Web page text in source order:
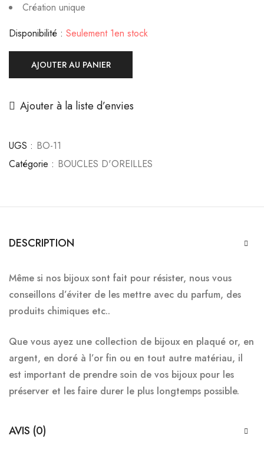
Création unique
Disponibilité : Seulement 1en stock
AJOUTER AU PANIER
Ajouter à la liste d’envies
UGS : BO-11
Catégorie : BOUCLES D'OREILLES
DESCRIPTION
Même si nos bijoux sont fait pour résister, nous vous
conseillons d’éviter de les mettre avec du parfum, des
produits chimiques etc..
Que vous ayez une collection de bijoux en plaqué or, en
argent, en doré à l’or fin ou en tout autre matériau, il
est important de prendre soin de vos bijoux pour les
préserver et les faire durer le plus longtemps possible.
AVIS (0)